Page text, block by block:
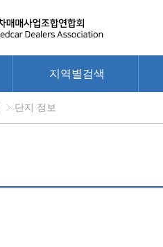
지역별검색
단지 정보